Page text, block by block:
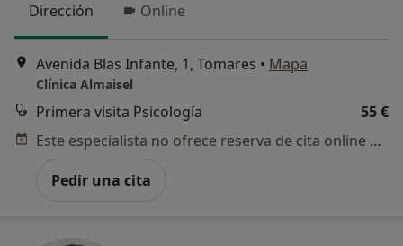
Dirección Online
Avenida Blas Infante, 1, Tomares • Mapa
Clínica Almaisel
Primera visita Psicología
55 €
Este especialista no ofrece reserva de cita online en esta dirección.
Pedir una cita